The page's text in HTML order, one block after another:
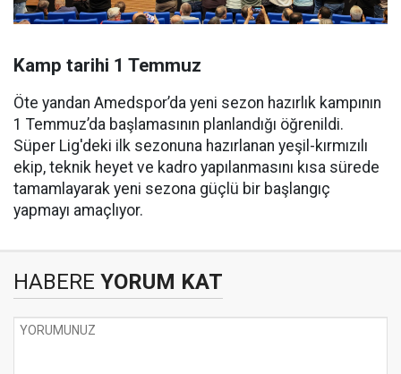
Kamp tarihi 1 Temmuz
Öte yandan Amedspor’da yeni sezon hazırlık kampının
1 Temmuz’da başlamasının planlandığı öğrenildi.
Süper Lig'deki ilk sezonuna hazırlanan yeşil-kırmızılı
ekip, teknik heyet ve kadro yapılanmasını kısa sürede
tamamlayarak yeni sezona güçlü bir başlangıç
yapmayı amaçlıyor.
HABERE YORUM KAT